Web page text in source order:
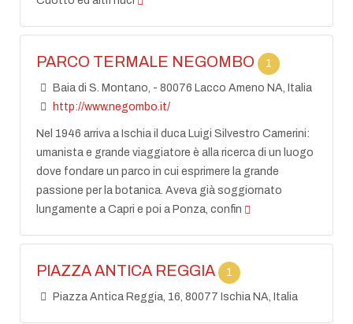
PARCO TERMALE NEGOMBO 1
Baia di S. Montano, - 80076 Lacco Ameno NA, Italia
http://www.negombo.it/
Nel 1946 arriva a Ischia il duca Luigi Silvestro Camerini:
umanista e grande viaggiatore è alla ricerca di un luogo
dove fondare un parco in cui esprimere la grande
passione per la botanica. Aveva già soggiornato
lungamente a Capri e poi a Ponza, confin
PIAZZA ANTICA REGGIA 1
Piazza Antica Reggia, 16, 80077 Ischia NA, Italia